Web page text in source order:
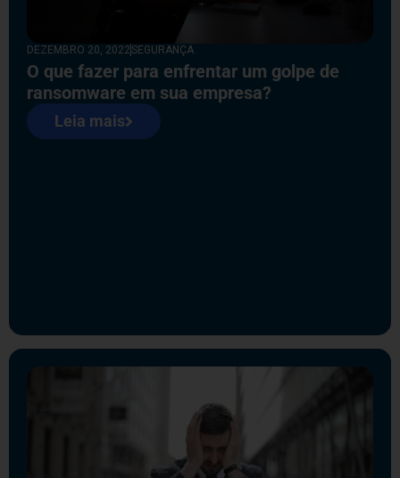
DEZEMBRO 20, 2022 SEGURANÇA
O que fazer para enfrentar um golpe de
ransomware em sua empresa?
Leia mais